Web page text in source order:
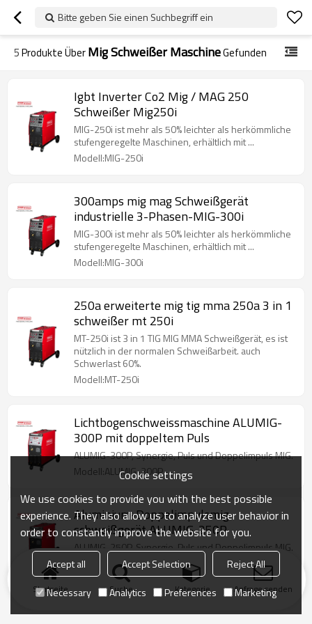
Bitte geben Sie einen Suchbegriff ein
5Produkte ÜberMig Schweißer MaschineGefunden
Igbt Inverter Co2 Mig / MAG 250
Schweißer Mig250i
MIG-250i ist mehr als 50% leichter als herkömmliche
stufengeregelte Maschinen, erhältlich mit ...
Modell:MIG-250i
300amps mig mag Schweißgerät
industrielle 3-Phasen-MIG-300i
MIG-300i ist mehr als 50% leichter als herkömmliche
stufengeregelte Maschinen, erhältlich mit ...
Modell:MIG-300i
250a erweiterte mig tig mma 250a 3 in 1
schweißer mt 250i
MT-250i ist 3 in 1 TIG MIG MMA Schweißgerät, es ist
nützlich in der normalen Schweißarbeit. auch
Schwerlast 60%.
Modell:MT-250i
Lichtbogenschweissmaschine ALUMIG-
300P mit doppeltem Puls
ALUMIG-300P, Synergie, Puls und Doppelimpuls MIG.
Modell:ALUMIG-300P
Aluminium-Doppelimpulsmig
schweißgerät ALUMIG-250P
ALUMIG-250P, Synergie, Puls und Doppelimpuls MIG.
Modell:ALUMIG-250P
Startseite Suche Kategorie Anfrage senden
Cookie settings
We use cookies to provide you with the best possible
experience. They also allow us to analyze user behavior in
order to constantly improve the website for you.
Accept all Accept Selection
Reject All
Necessary
Analytics Preferences Marketing